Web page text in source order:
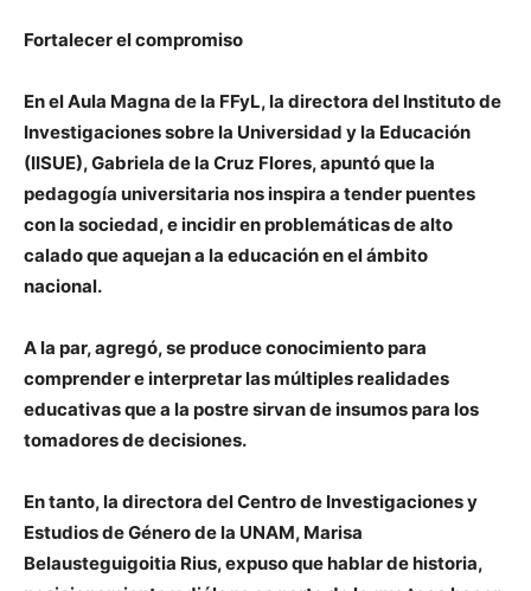
Fortalecer el compromiso
En el Aula Magna de la FFyL, la directora del Instituto de
Investigaciones sobre la Universidad y la Educación
(IISUE), Gabriela de la Cruz Flores, apuntó que la
pedagogía universitaria nos inspira a tender puentes
con la sociedad, e incidir en problemáticas de alto
calado que aquejan a la educación en el ámbito
nacional.
A la par, agregó, se produce conocimiento para
comprender e interpretar las múltiples realidades
educativas que a la postre sirvan de insumos para los
tomadores de decisiones.
En tanto, la directora del Centro de Investigaciones y
Estudios de Género de la UNAM, Marisa
Belausteguigoitia Rius, expuso que hablar de historia,